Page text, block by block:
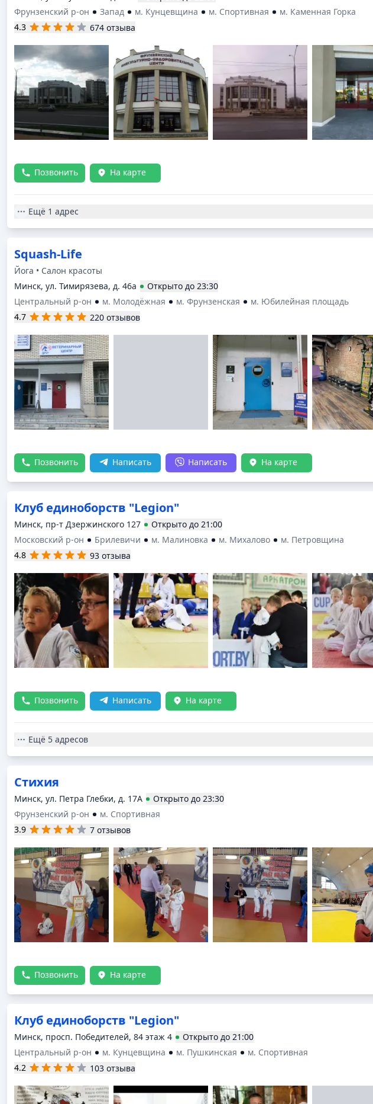
Фрунзенский р-он
Запад м. Кунцевщина м. Спортивная
м. Каменная Горка
4.3
674 отзыва
Позвонить На карте
Ещё 1 адрес
Squash-Life
Йога • Салон красоты
Минск, ул. Тимирязева, д. 46а
Открыто до 23:30
Центральный р-он
м. Молодёжная м. Фрунзенская
м. Юбилейная площадь
4.7
220 отзывов
Позвонить Написать Написать На карте
Клуб единоборств "Legion"
Минск, пр-т Дзержинского 127 Открыто до 21:00
Московский р-он
Брилевичи м. Малиновка м. Михалово
м. Петровщина
4.8
93 отзыва
Позвонить Написать На карте
Ещё 5 адресов
Стихия
Минск, ул. Петра Глебки, д. 17А Открыто до 23:30
Фрунзенский р-он
м. Спортивная
3.9
7 отзывов
Позвонить На карте
Клуб единоборств "Legion"
Минск, просп. Победителей, 84 этаж 4 Открыто до 21:00
Центральный р-он
м. Кунцевщина м. Пушкинская
м. Спортивная
4.2
103 отзыва